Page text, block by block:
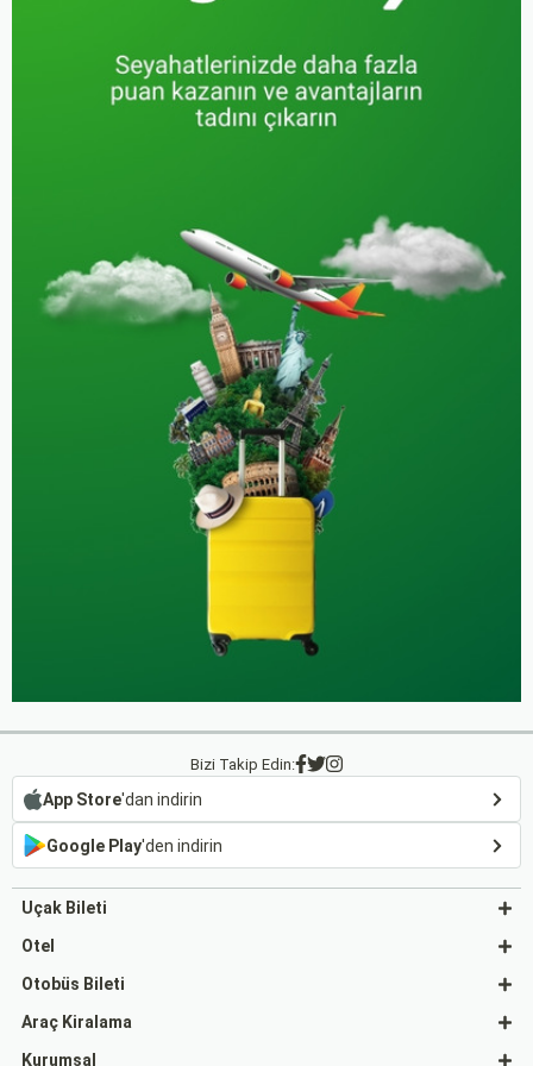
Bizi Takip Edin:
App Store'dan indirin
Google Play'den indirin
Uçak Bileti
Otel
Otobüs Bileti
Araç Kiralama
Kurumsal